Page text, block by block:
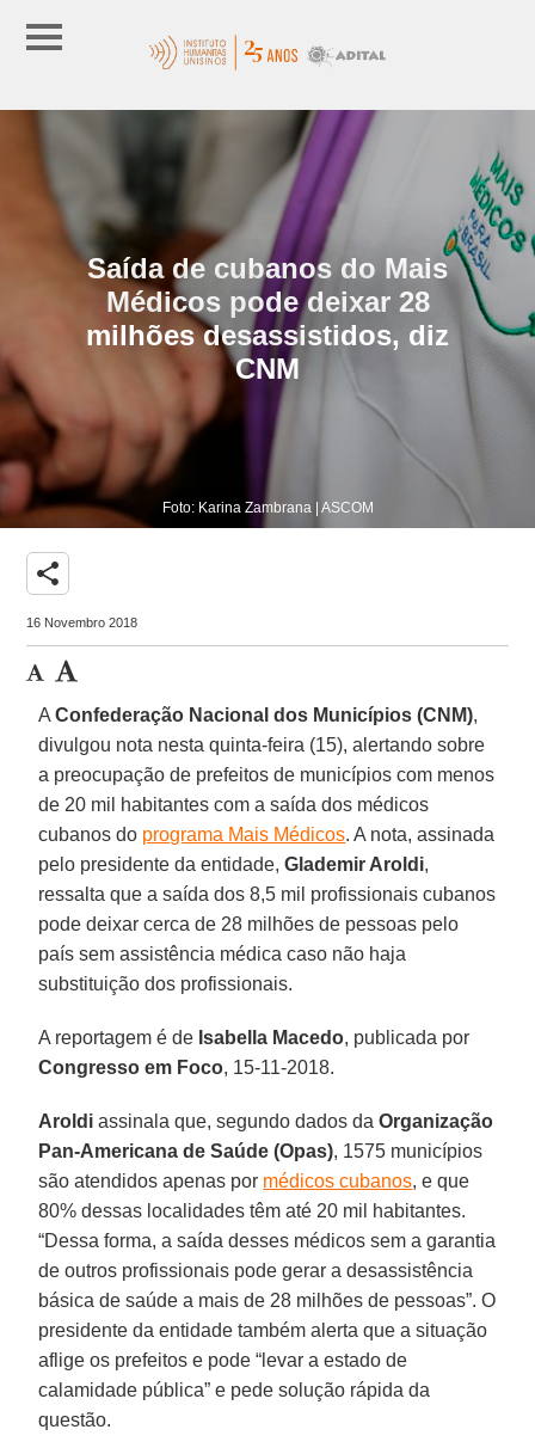
Saída de cubanos do Mais
Médicos pode deixar 28
milhões desassistidos, diz
CNM
Foto: Karina Zambrana | ASCOM
share
16 Novembro 2018
AConfederação Nacional dos Municípios (CNM),
divulgou nota nesta quinta-feira (15), alertando sobre
a preocupação de prefeitos de municípios com menos
de 20 mil habitantes com a saída dos médicos
cubanos do programa Mais Médicos. A nota, assinada
pelo presidente da entidade,Glademir Aroldi,
ressalta que a saída dos 8,5 mil profissionais cubanos
pode deixar cerca de 28 milhões de pessoas pelo
país sem assistência médica caso não haja
substituição dos profissionais.
A reportagem é de Isabella Macedo, publicada por
Congresso em Foco, 15-11-2018.
Aroldi assinala que, segundo dados daOrganização
Pan-Americana de Saúde (Opas), 1575 municípios
são atendidos apenas por médicos cubanos, e que
80% dessas localidades têm até 20 mil habitantes.
“Dessa forma, a saída desses médicos sem a garantia
de outros profissionais pode gerar a desassistência
básica de saúde a mais de 28 milhões de pessoas”. O
presidente da entidade também alerta que a situação
aflige os prefeitos e pode “levar a estado de
calamidade pública” e pede solução rápida da
questão.